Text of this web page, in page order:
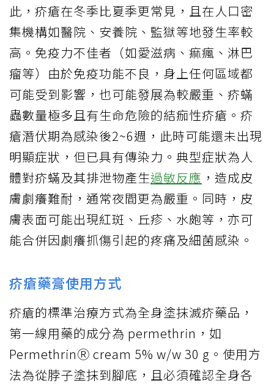
此，疥瘡在冬季比夏季更常見，且在人口密
集機構如醫院、安養院、監獄等地發生率較
高。免疫力不佳者（如愛滋病、痲瘋、淋巴
瘤等）由於免疫功能不良，身上任何區域都
可能受到影響，也可能發展為較嚴重、疥蟎
蟲數量極多且有生命危險的結痂性疥瘡。疥
瘡潛伏期為感染後2~6週，此時可能還未出現
明顯症狀，但已具有傳染力。典型症狀為人
體對疥蟎及其排泄物產生過敏反應 ，造成皮
膚劇癢難耐，通常夜間更為嚴重。同時，皮
膚表面可能出現紅斑、丘疹、水皰等，亦可
能合併因劇癢抓傷引起的疼痛及細菌感染。
疥瘡藥膏使用方式
疥瘡的標準治療方式為全身塗抹滅疥藥品，
第一線用藥的成分為 permethrin，如
PermethrinⓇ cream 5% w/w 30 g。使用方
法為從脖子塗抹到腳底，且必須確認全身各